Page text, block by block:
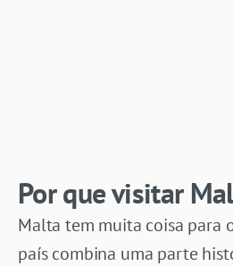
Por que visitar
Malta tem muita coisa para
país combina uma parte